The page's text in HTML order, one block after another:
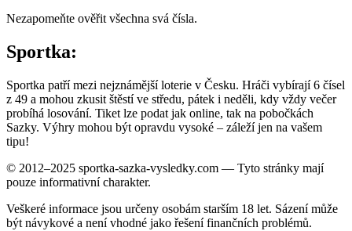
Nezapomeňte ověřit všechna svá čísla.
Sportka:
Sportka patří mezi nejznámější loterie v Česku. Hráči vybírají 6 čísel
z 49 a mohou zkusit štěstí ve středu, pátek i neděli, kdy vždy večer
probíhá losování. Tiket lze podat jak online, tak na pobočkách
Sazky. Výhry mohou být opravdu vysoké – záleží jen na vašem
tipu!
© 2012–2025 sportka-sazka-vysledky.com — Tyto stránky mají
pouze informativní charakter.
Veškeré informace jsou určeny osobám starším 18 let. Sázení může
být návykové a není vhodné jako řešení finančních problémů.